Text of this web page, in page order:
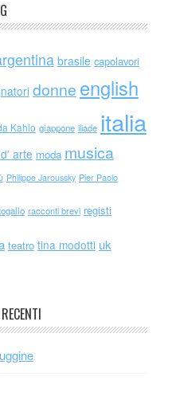
brasile capolavori
donne english
Kahlo giappone iliade italia
arte moda musica
Philippe Jaroussky Pier Paolo
racconti brevi registi
teatro tina modotti uk